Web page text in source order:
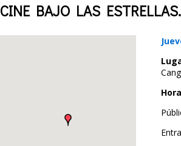
CINE BAJO LAS